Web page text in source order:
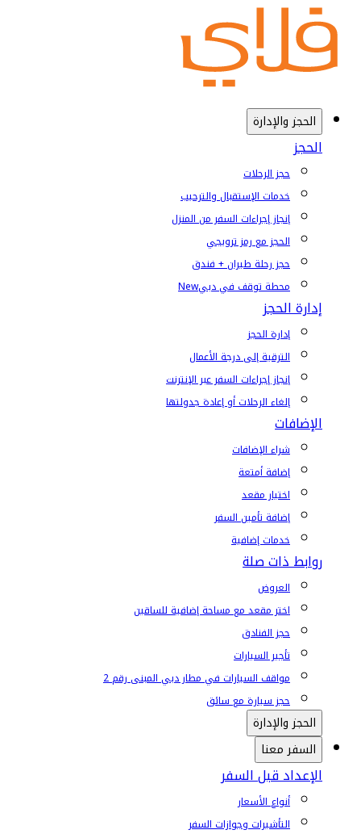
الحجز والإدارة
الحجز
حجز الرحلات
خدمات الإستقبال والترحيب
إنجاز إجراءات السفر من المنزل
الحجز مع رمز ترويجي
حجز رحلة طيران + فندق
محطة توقف في دبيNew
إدارة الحجز
إدارة الحجز
الترقية إلى درجة الأعمال
إنجاز إجراءات السفر عبر الإنترنت
إلغاء الرحلات أو إعادة جدولتها
الإضافات
شراء الإضافات
إضافة أمتعة
اختيار مقعد
إضافة تأمين السفر
خدمات إضافية
روابط ذات صلة
العروض
اختر مقعد مع مساحة إضافية للساقين
حجز الفنادق
تأجير السيارات
مواقف السيارات في مطار دبي المبنى رقم 2
حجز سيارة مع سائق
الحجز والإدارة
السفر معنا
الإعداد قبل السفر
أنواع الأسعار
التأشيرات وجوازات السفر